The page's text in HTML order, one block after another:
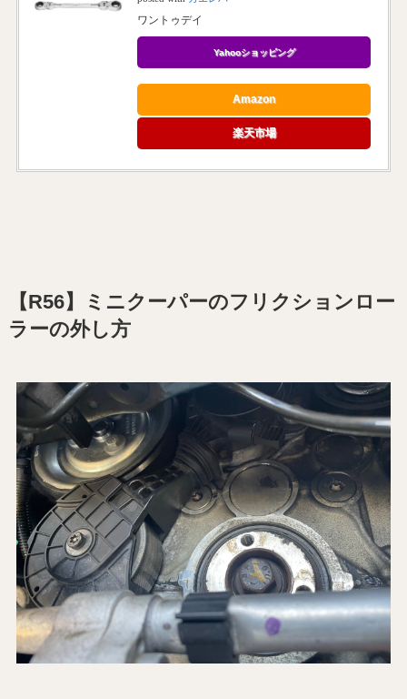
ワントゥデイ
Yahooショッピング
Amazon
楽天市場
【R56】ミニクーパーのフリクションロー
ラーの外し方